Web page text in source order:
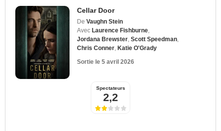
Cellar Door
De Vaughn Stein
Avec Laurence Fishburne
Jordana Brewster Scott Speedman
Chris Conner Katie O'Grady
Sortie le 5 avril 2026
Spectateurs
2,2